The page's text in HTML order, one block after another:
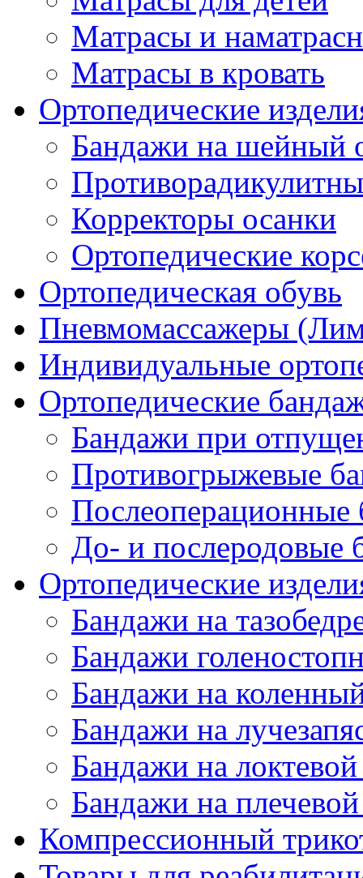
Матрасы и
Матрасы в кровать
Ортопедические
Бандажи на шейный
Корректоры осанки
Ортопедические
Ортопедическая обувь
Пневмомассажеры
Индивидуальные
Ортопедические
Бандажи при
Противогрыжевые
Послеоперационные
До- и послеродовые
Ортопедические
Бандажи на
Бандажи
Бандажи на
Бандажи на
Бандажи на локтевой
Бандажи на плечевой
Компрессионный